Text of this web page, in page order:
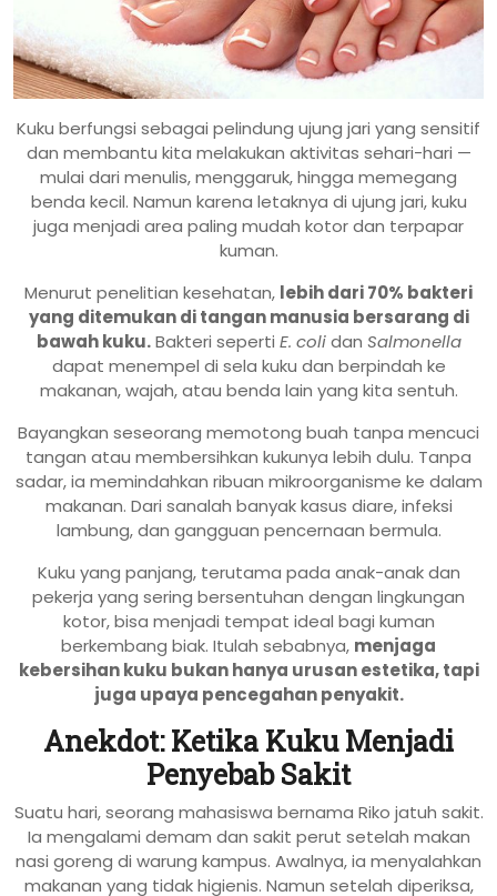
Kuku berfungsi sebagai pelindung ujung jari yang sensitif
dan membantu kita melakukan aktivitas sehari-hari —
mulai dari menulis, menggaruk, hingga memegang
benda kecil. Namun karena letaknya di ujung jari, kuku
juga menjadi area paling mudah kotor dan terpapar
kuman.
Menurut penelitian kesehatan, lebih dari 70% bakteri
yang ditemukan di tangan manusia bersarang di
bawah kuku.Bakteri seperti E. colidan Salmonella
dapat menempel di sela kuku dan berpindah ke
makanan, wajah, atau benda lain yang kita sentuh.
Bayangkan seseorang memotong buah tanpa mencuci
tangan atau membersihkan kukunya lebih dulu. Tanpa
sadar, ia memindahkan ribuan mikroorganisme ke dalam
makanan. Dari sanalah banyak kasus diare, infeksi
lambung, dan gangguan pencernaan bermula.
Kuku yang panjang, terutama pada anak-anak dan
pekerja yang sering bersentuhan dengan lingkungan
kotor, bisa menjadi tempat ideal bagi kuman
berkembang biak. Itulah sebabnya, menjaga
kebersihan kuku bukan hanya urusan estetika, tapi
juga upaya pencegahan penyakit.
Anekdot: Ketika Kuku Menjadi
Penyebab Sakit
Suatu hari, seorang mahasiswa bernama Riko jatuh sakit.
Ia mengalami demam dan sakit perut setelah makan
nasi goreng di warung kampus. Awalnya, ia menyalahkan
makanan yang tidak higienis. Namun setelah diperiksa,